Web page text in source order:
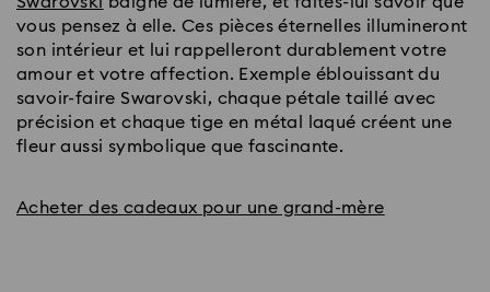
vous pensez à elle. Ces pièces éternelles illumineront
son intérieur et lui rappelleront durablement votre
amour et votre affection. Exemple éblouissant du
savoir-faire Swarovski, chaque pétale taillé avec
précision et chaque tige en métal laqué créent une
fleur aussi symbolique que fascinante.
Acheter des cadeaux pour une grand-mère